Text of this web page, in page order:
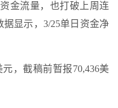
金流量，也打破上周连
据显示，3/25单日资金净
，截稿前暂报70,436美